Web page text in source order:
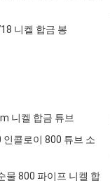
니켈 합금 봉
니켈 합금 튜브
콜로이 800 튜브 소
물 800 파이프 니켈 합